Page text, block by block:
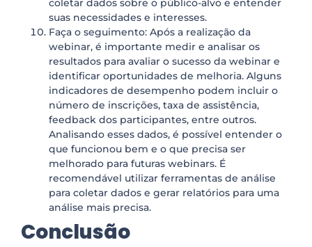
coletar dados sobre o público-alvo e entender
suas necessidades e interesses.
Faça o seguimento: Após a realização da
webinar, é importante medir e analisar os
resultados para avaliar o sucesso da webinar e
identificar oportunidades de melhoria. Alguns
indicadores de desempenho podem incluir o
número de inscrições, taxa de assistência,
feedback dos participantes, entre outros.
Analisando esses dados, é possível entender o
que funcionou bem e o que precisa ser
melhorado para futuras webinars. É
recomendável utilizar ferramentas de análise
para coletar dados e gerar relatórios para uma
análise mais precisa.
Conclusão